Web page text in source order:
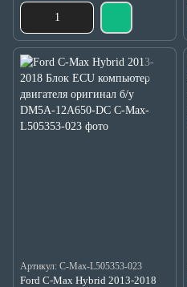
Артикул: C-Max-L505353-023
Ford C-Max Hybrid 2013-2018